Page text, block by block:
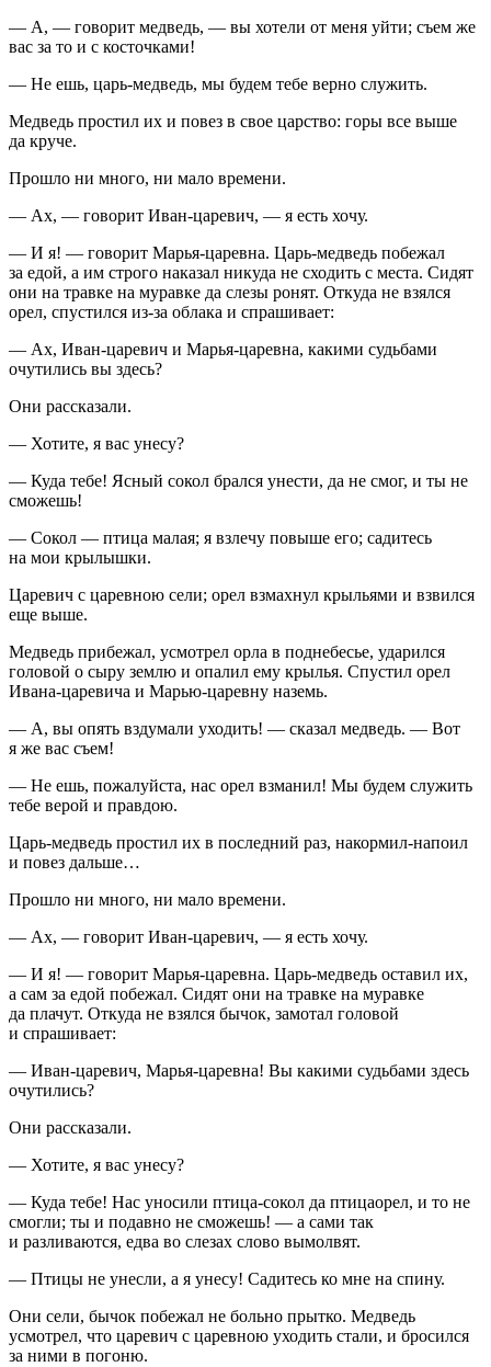
— А, — говорит медведь, — вы хотели от меня уйти; съем же
вас за то и с косточками!
— Не ешь, царь-медведь, мы будем тебе верно служить.
Медведь простил их и повез в свое царство: горы все выше
да круче.
Прошло ни много, ни мало времени.
— Ах, — говорит Иван-царевич, — я есть хочу.
— И я! — говорит Марья-царевна. Царь-медведь побежал
за едой, а им строго наказал никуда не сходить с места. Сидят
они на травке на муравке да слезы ронят. Откуда не взялся
орел, спустился из-за облака и спрашивает:
— Ах, Иван-царевич и Марья-царевна, какими судьбами
очутились вы здесь?
Они рассказали.
— Хотите, я вас унесу?
— Куда тебе! Ясный сокол брался унести, да не смог, и ты не
сможешь!
— Сокол — птица малая; я взлечу повыше его; садитесь
на мои крылышки.
Царевич с царевною сели; орел взмахнул крыльями и взвился
еще выше.
Медведь прибежал, усмотрел орла в поднебесье, ударился
головой о сыру землю и опалил ему крылья. Спустил орел
Ивана-царевича и Марью-царевну наземь.
— А, вы опять вздумали уходить! — сказал медведь. — Вот
я же вас съем!
— Не ешь, пожалуйста, нас орел взманил! Мы будем служить
тебе верой и правдою.
Царь-медведь простил их в последний раз, накормил-напоил
и повез дальше…
Прошло ни много, ни мало времени.
— Ах, — говорит Иван-царевич, — я есть хочу.
— И я! — говорит Марья-царевна. Царь-медведь оставил их,
а сам за едой побежал. Сидят они на травке на муравке
да плачут. Откуда не взялся бычок, замотал головой
и спрашивает:
— Иван-царевич, Марья-царевна! Вы какими судьбами здесь
очутились?
Они рассказали.
— Хотите, я вас унесу?
— Куда тебе! Нас уносили птица-сокол да птицаорел, и то не
смогли; ты и подавно не сможешь! — а сами так
и разливаются, едва во слезах слово вымолвят.
— Птицы не унесли, а я унесу! Садитесь ко мне на спину.
Они сели, бычок побежал не больно прытко. Медведь
усмотрел, что царевич с царевною уходить стали, и бросился
за ними в погоню.